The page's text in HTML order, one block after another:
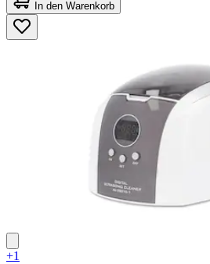
5
Sternen.
1
In den Warenkorb
+1